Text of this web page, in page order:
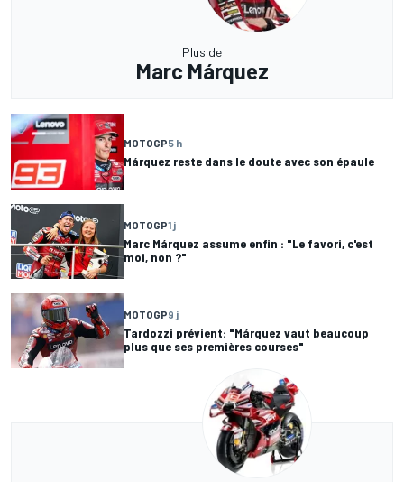
Plus de
Marc Márquez
MOTOGP5 h
Márquez reste dans le doute avec son épaule
MOTOGP1 j
Marc Márquez assume enfin : "Le favori, c'est
moi, non ?"
MOTOGP9 j
Tardozzi prévient: "Márquez vaut beaucoup
plus que ses premières courses"